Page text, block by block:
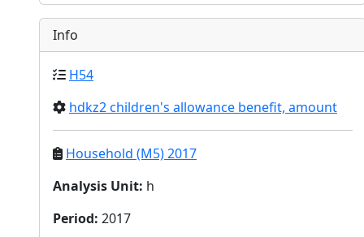
Info
H54
hdkz2 children's allowance benefit, amount
Household (M5) 2017
Analysis Unit: h
Period: 2017